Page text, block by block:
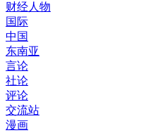
财经人物
国际
中国
东南亚
言论
社论
评论
交流站
漫画